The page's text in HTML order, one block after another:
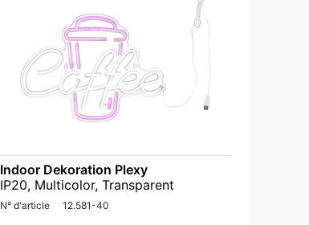
Indoor Dekoration Plexy
IP20, Multicolor, Transparent
N° d'article 12.581-40